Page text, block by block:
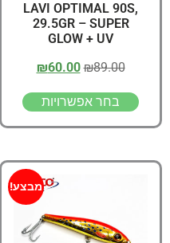
LAVI OPTIMAL 90S,
29.5GR – SUPER
GLOW + UV
₪89.00
₪60.00
בחר אפשרויות
מבצע!